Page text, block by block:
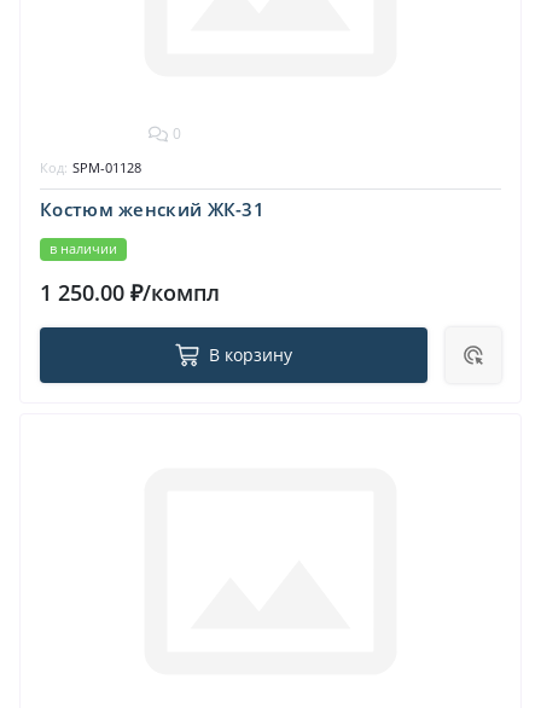
0
Костюм женский ЖК-31
в наличии
Код: SPM-01128
1 250.00 ₽/компл
В корзину